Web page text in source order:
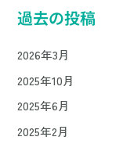
過去の投稿
2026年3月
2025年10月
2025年6月
2025年2月